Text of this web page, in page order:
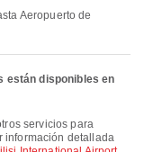
están disponibles en
información detallada